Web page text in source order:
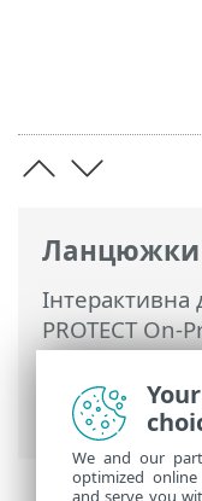
Ланцюжки
Інтерактивна
PROTECT On-
PROTECT On-
Prem
Керування
We and our
optimized
and serve you